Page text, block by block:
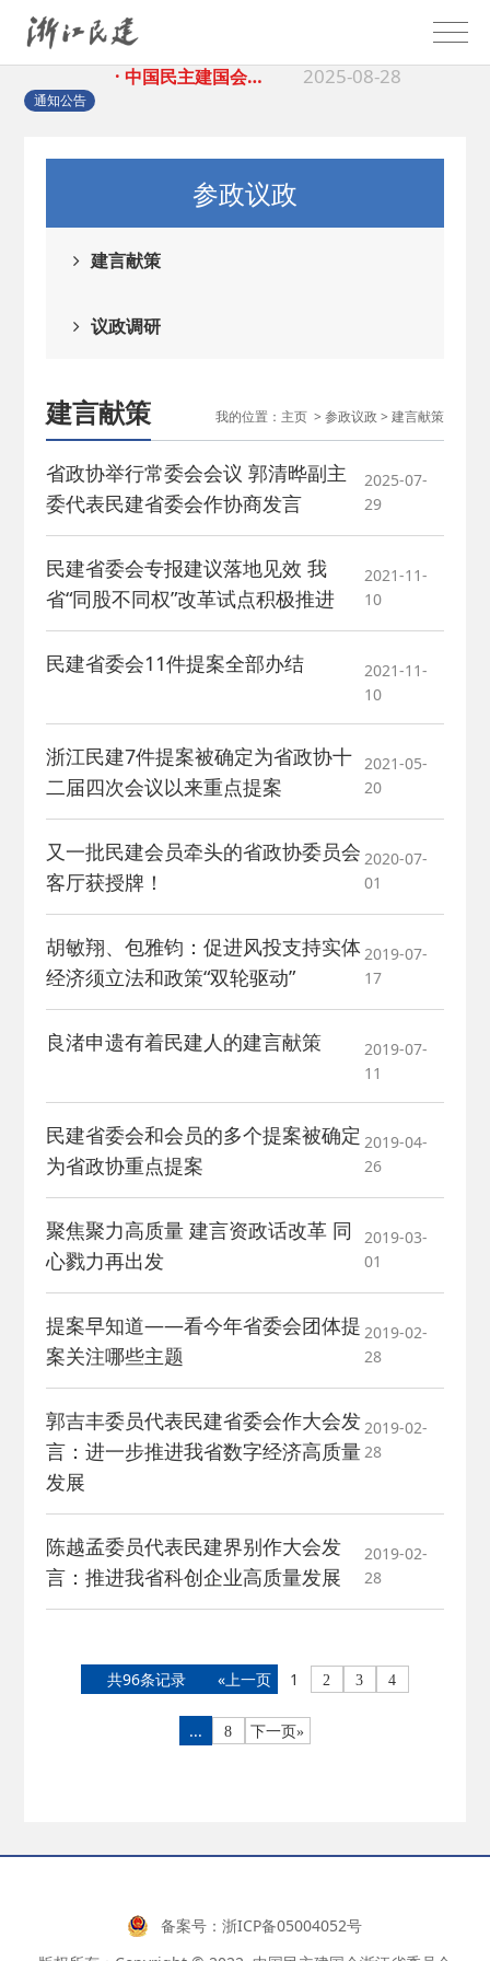
通知公告
· 中国民主建国会…
2025-02-24
· 民建北仑六支部…
· 中国民主建国会… 2026-02-25
· 中国民主建国会… 2025-08-28
· 民主党派整体智… 2025-06-05
2025-04-10
· 中国民主建国会… 2025-02-24
· 中国民主建国会… 2024-08-28
· 中国民主建国会… 2024-03-04
参政议政
建言献策
议政调研
建言献策 我的位置： 主页> 参政议政 > 建言献策
省政协举行常委会会议 郭清晔副主
委代表民建省委会作协商发言
2025-07-
29
民建省委会专报建议落地见效 我
省“同股不同权”改革试点积极推进
2021-11-
10
民建省委会11件提案全部办结
2021-11-
10
浙江民建7件提案被确定为省政协十
二届四次会议以来重点提案
2021-05-
20
又一批民建会员牵头的省政协委员会
客厅获授牌！
2020-07-
01
胡敏翔、包雅钧：促进风投支持实体
经济须立法和政策“双轮驱动”
2019-07-
17
良渚申遗有着民建人的建言献策
2019-07-
11
民建省委会和会员的多个提案被确定
为省政协重点提案
2019-04-
26
聚焦聚力高质量 建言资政话改革 同
心戮力再出发
2019-03-
01
提案早知道——看今年省委会团体提
案关注哪些主题
2019-02-
28
郭吉丰委员代表民建省委会作大会发
言：进一步推进我省数字经济高质量
发展
2019-02-
28
陈越孟委员代表民建界别作大会发
言：推进我省科创企业高质量发展
2019-02-
28
共96条记录 «上一页 1 2 3 4
... 8 下一页»
备案号： 浙ICP备05004052号